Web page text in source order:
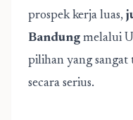
prospek kerja luas,
Bandung melalui
pilihan yang
secara serius.